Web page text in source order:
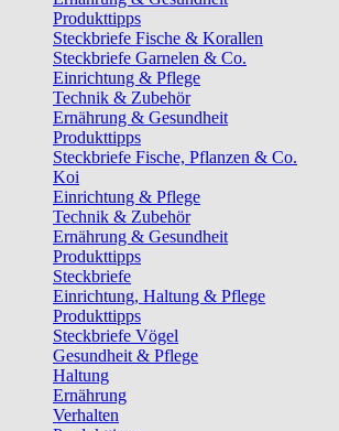
Produkttipps
Steckbriefe Fische & Korallen
Steckbriefe Garnelen & Co.
Einrichtung & Pflege
Technik & Zubehör
Ernährung & Gesundheit
Produkttipps
Steckbriefe Fische, Pflanzen & Co.
Koi
Einrichtung & Pflege
Technik & Zubehör
Ernährung & Gesundheit
Produkttipps
Steckbriefe
Einrichtung, Haltung & Pflege
Produkttipps
Steckbriefe Vögel
Gesundheit & Pflege
Haltung
Ernährung
Verhalten